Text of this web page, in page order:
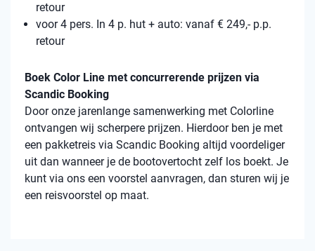
retour
voor 4 pers. In 4 p. hut + auto: vanaf € 249,- p.p.
retour
Boek Color Line met concurrerende prijzen via
Scandic Booking
Door onze jarenlange samenwerking met Colorline
ontvangen wij scherpere prijzen. Hierdoor ben je met
een pakketreis via Scandic Booking altijd voordeliger
uit dan wanneer je de bootovertocht zelf los boekt. Je
kunt via ons een voorstel aanvragen, dan sturen wij je
een reisvoorstel op maat.